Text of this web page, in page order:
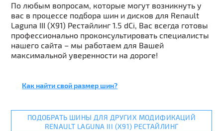
По любым вопросам, которые могут возникнуть у
вас в процессе подбора шин и дисков для Renault
Laguna III (X91) Рестайлинг 1.5 dCi, Вас всегда готовы
профессионально проконсультировать специалисты
нашего сайта – мы работаем для Вашей
максимальной уверенности на дороге!
Как найти свой размер шин?
ПОДОБРАТЬ ШИНЫ ДЛЯ ДРУГИХ МОДИФИКАЦИЙ
RENAULT LAGUNA III (X91) РЕСТАЙЛИНГ